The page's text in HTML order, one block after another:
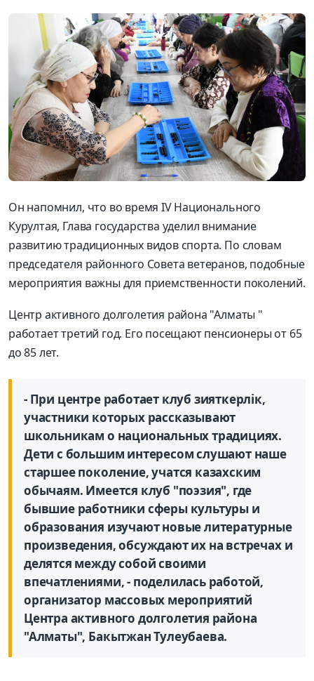
Он напомнил, что во время IV Национального
Курултая, Глава государства уделил внимание
развитию традиционных видов спорта. По словам
председателя районного Совета ветеранов, подобные
мероприятия важны для приемственности поколений.
Центр активного долголетия района "Алматы "
работает третий год. Его посещают пенсионеры от 65
до 85 лет.
- При центре работает клуб зияткерлік,
участники которых рассказывают
школьникам о национальных традициях.
Дети с большим интересом слушают наше
старшее поколение, учатся казахским
обычаям. Имеется клуб "поэзия", где
бывшие работники сферы культуры и
образования изучают новые литературные
произведения, обсуждают их на встречах и
делятся между собой своими
впечатлениями, - поделилась работой,
организатор массовых мероприятий
Центра активного долголетия района
"Алматы", Бакытжан Тулеубаева.